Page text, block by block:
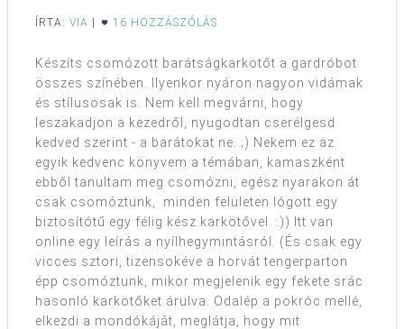
ÍRTA: VIA | 16 HOZZÁSZÓLÁS
Készíts csomózott barátságkarkötőt a gardróbot
összes színében. Ilyenkor nyáron nagyon vidámak
és stílusosak is. Nem kell megvárni, hogy
leszakadjon a kezedről, nyugodtan cserélgesd
kedved szerint - a barátokat ne. ;) Nekem ez az
egyik kedvenc könyvem a témában, kamaszként
ebből tanultam meg csomózni, egész nyarakon át
csak csomóztunk, minden felületen lógott egy
biztosítótű egy félig kész karkötővel. :)) Itt van
online egy leírás a nyílhegymintásról. (És csak egy
vicces sztori, tizensokéve a horvát tengerparton
épp csomóztunk, mikor megjelenik egy fekete srác
hasonló karkötőket árulva. Odalép a pokróc mellé,
elkezdi a mondókáját, meglátja, hogy mit